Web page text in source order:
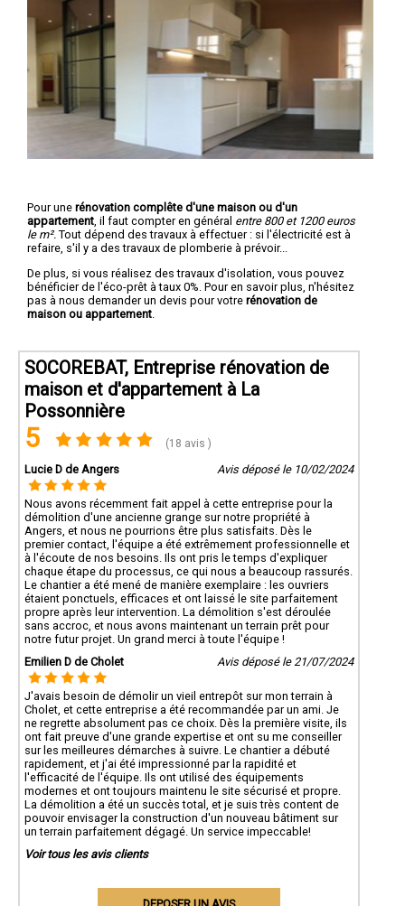
Pour une rénovation complête d'une maison ou d'un
appartement , il faut compter en général entre 800 et 1200 euros
le m². Tout dépend des travaux à effectuer : si l'électricité est à
refaire, s'il y a des travaux de plomberie à prévoir...
De plus, si vous réalisez des travaux d'isolation, vous pouvez
bénéficier de l'éco-prêt à taux 0%. Pour en savoir plus, n'hésitez
pas à nous demander un devis pour votre rénovation de
maison ou appartement
SOCOREBAT, Entreprise rénovation de
maison et d'appartement à La
Possonnière
5 (18 avis )
Lucie D de Angers Avis déposé le 10/02/2024
Nous avons récemment fait appel à cette entreprise pour la
démolition d'une ancienne grange sur notre propriété à
Angers, et nous ne pourrions être plus satisfaits. Dès le
premier contact, l'équipe a été extrêmement professionnelle et
à l'écoute de nos besoins. Ils ont pris le temps d'expliquer
chaque étape du processus, ce qui nous a beaucoup rassurés.
Le chantier a été mené de manière exemplaire : les ouvriers
étaient ponctuels, efficaces et ont laissé le site parfaitement
propre après leur intervention. La démolition s'est déroulée
sans accroc, et nous avons maintenant un terrain prêt pour
notre futur projet. Un grand merci à toute l'équipe !
Emilien D de Cholet
Avis déposé le 21/07/2024
J'avais besoin de démolir un vieil entrepôt sur mon terrain à
Cholet, et cette entreprise a été recommandée par un ami. Je
ne regrette absolument pas ce choix. Dès la première visite, ils
ont fait preuve d'une grande expertise et ont su me conseiller
sur les meilleures démarches à suivre. Le chantier a débuté
rapidement, et j'ai été impressionné par la rapidité et
l'efficacité de l'équipe. Ils ont utilisé des équipements
modernes et ont toujours maintenu le site sécurisé et propre.
La démolition a été un succès total, et je suis très content de
pouvoir envisager la construction d'un nouveau bâtiment sur
un terrain parfaitement dégagé. Un service impeccable!
Voir tous les avis clients